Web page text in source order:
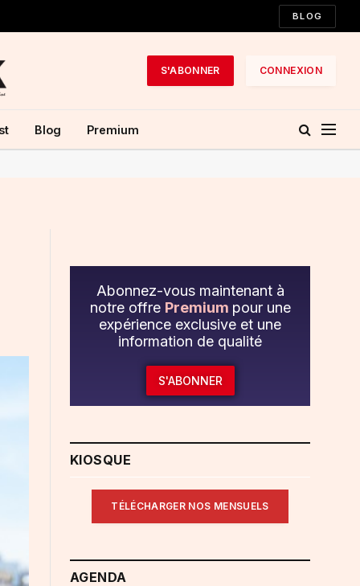
BLOG
S'ABONNER CONNEXION
Blog Premium
Abonnez-vous maintenant à
notre offre Premium pour une
expérience exclusive et une
information de qualité
S'ABONNER
KIOSQUE
TÉLÉCHARGER NOS MENSUELS
AGENDA